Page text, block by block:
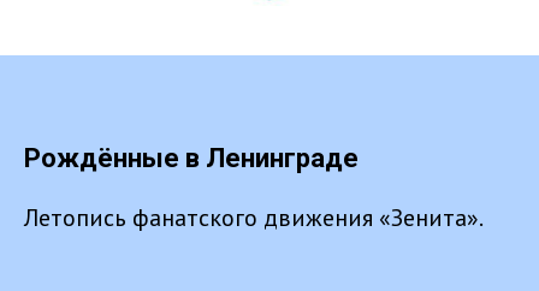
Рождённые в Ленинграде
Летопись фанатского движения «Зенита».